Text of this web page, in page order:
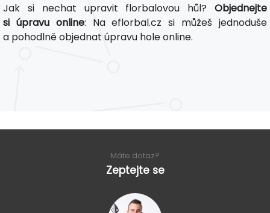
Jak si nechat upravit florbalovou hůl? Objednejte
si úpravu online: Na eflorbal.cz si můžeš jednoduše
a pohodlně objednat úpravu hole online.
Máte dotaz?
Zeptejte se